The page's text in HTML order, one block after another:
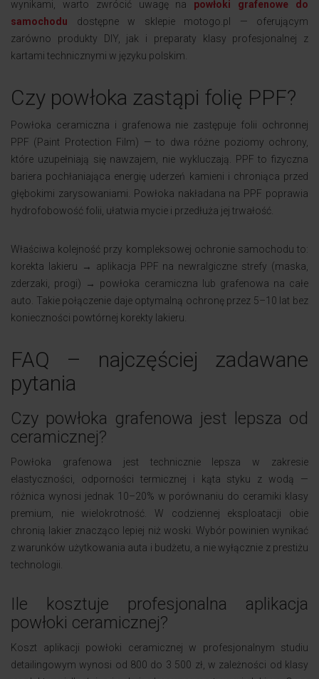
wynikami, warto zwrócić uwagę na powłoki grafenowe do
samochodu dostępne w sklepie motogo.pl — oferującym
zarówno produkty DIY, jak i preparaty klasy profesjonalnej z
kartami technicznymi w języku polskim.
Czy powłoka zastąpi folię PPF?
Powłoka ceramiczna i grafenowa nie zastępuje folii ochronnej
PPF (Paint Protection Film) — to dwa różne poziomy ochrony,
które uzupełniają się nawzajem, nie wykluczają. PPF to fizyczna
bariera pochłaniająca energię uderzeń kamieni i chroniąca przed
głębokimi zarysowaniami. Powłoka nakładana na PPF poprawia
hydrofobowość folii, ułatwia mycie i przedłuża jej trwałość.
Właściwa kolejność przy kompleksowej ochronie samochodu to:
korekta lakieru → aplikacja PPF na newralgiczne strefy (maska,
zderzaki, progi) → powłoka ceramiczna lub grafenowa na całe
auto. Takie połączenie daje optymalną ochronę przez 5–10 lat bez
konieczności powtórnej korekty lakieru.
FAQ – najczęściej zadawane
pytania
Czy powłoka grafenowa jest lepsza od
ceramicznej?
Powłoka grafenowa jest technicznie lepsza w zakresie
elastyczności, odporności termicznej i kąta styku z wodą —
różnica wynosi jednak 10–20% w porównaniu do ceramiki klasy
premium, nie wielokrotność. W codziennej eksploatacji obie
chronią lakier znacząco lepiej niż woski. Wybór powinien wynikać
z warunków użytkowania auta i budżetu, a nie wyłącznie z prestiżu
technologii.
Ile kosztuje profesjonalna aplikacja
powłoki ceramicznej?
Koszt aplikacji powłoki ceramicznej w profesjonalnym studiu
detailingowym wynosi od 800 do 3 500 zł, w zależności od klasy